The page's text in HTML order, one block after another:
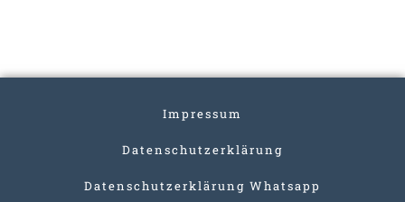
Impressum
Datenschutzerklärung
Datenschutzerklärung Whatsapp